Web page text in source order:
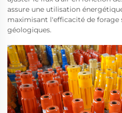
assure une utilisation
maximisant l'efficacité de
géologiques.